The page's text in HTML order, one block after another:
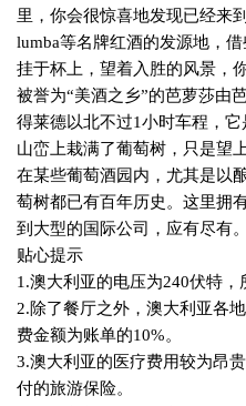
里，你会很惊喜地发现已经来到
lumba等名牌红酒的发源地，
挂于杯上，望着入胜的风景，
被誉为“美酒之乡”的芭萝莎由
得莱德以北不过1小时车程，
山峦上栽满了葡萄树，只是望
在某些葡萄酒园内，尤其是以
萄树都已有百年历史。这里拥
到大型的国际公司，应有尽有。
贴心提示
1.澳大利亚的电压为240伏特，
2.除了餐厅之外，澳大利亚各
费金额为账单的10%。
3.澳大利亚的医疗费用较为昂
付的旅游保险。